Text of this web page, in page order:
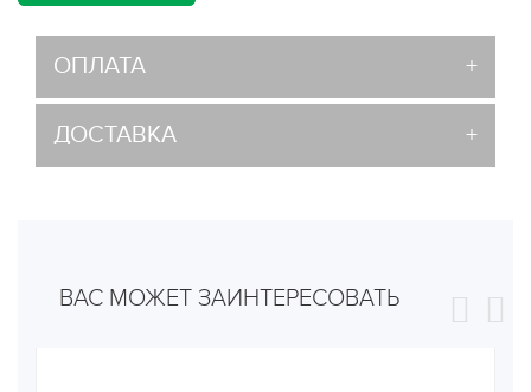
ОПЛАТА
ДОСТАВКА
ВАС МОЖЕТ ЗАИНТЕРЕСОВАТЬ